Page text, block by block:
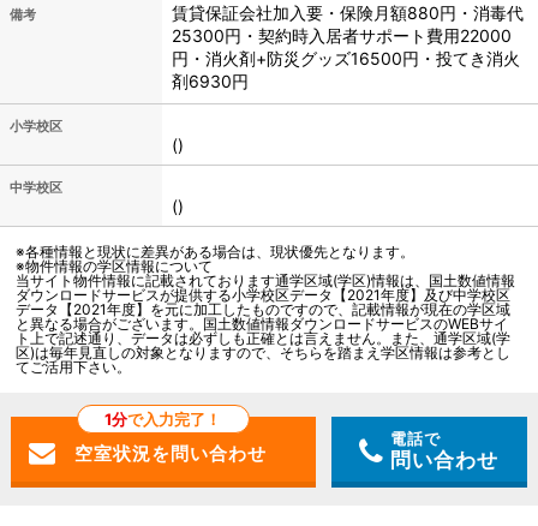
備考
賃貸保証会社加入要・保険月額880円・消毒代
25300円・契約時入居者サポート費用22000
円・消火剤+防災グッズ16500円・投てき消火
剤6930円
小学校区
()
中学校区
()
※各種情報と現状に差異がある場合は、現状優先となります。
※物件情報の学区情報について
当サイト物件情報に記載されております通学区域(学区)情報は、国土数値情報
ダウンロードサービスが提供する小学校区データ【2021年度】及び中学校区
データ【2021年度】を元に加工したものですので、記載情報が現在の学区域
と異なる場合がございます。国土数値情報ダウンロードサービスのWEBサイ
ト上で記述通り、データは必ずしも正確とは言えません。また、通学区域(学
区)は毎年見直しの対象となりますので、そちらを踏まえ学区情報は参考とし
てご活用下さい。
1分で入力完了！
電話で
問い合わせ